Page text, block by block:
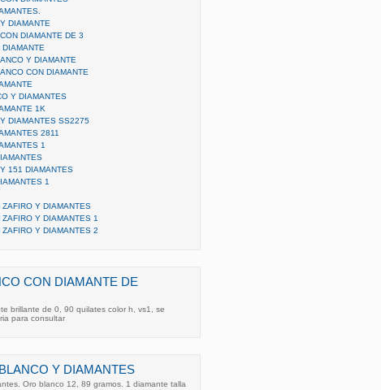
DIAMANTE
DIAMANTE DE 3
Y DIAMANTE
CON DIAMANTE
Y DIAMANTES
1K
DIAMANTES SS2275
2811
1
151 DIAMANTES
1
Y DIAMANTES
Y DIAMANTES 1
Y DIAMANTES 2
CON DIAMANTE DE
brillante de 0, 90 quilates color h, vs1, se
para consultar
Y DIAMANTES
Oro blanco 12, 89 gramos. 1 diamante talla